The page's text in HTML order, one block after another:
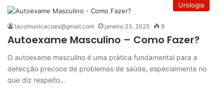
Urologia
lacomunicacoes@gmail.com janeiro 23, 2025 8
Autoexame Masculino – Como Fazer?
O autoexame masculino é uma prática fundamental para a
detecção precoce de problemas de saúde, especialmente no
que diz respeito…